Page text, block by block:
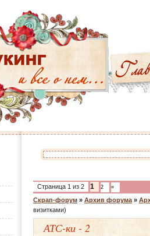
Страница 1 из 2 1 2 »
Скрап-форум » Архив форума »
визитками)
АТС-ки - 2